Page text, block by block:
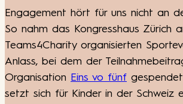
Engagement hört für uns nicht an
So nahm das Kongresshaus Zürich
Teams4Charity organisierten
Anlass, bei dem der
Organisation
Eins vo fünf
setzt sich für Kinder in der Schweiz